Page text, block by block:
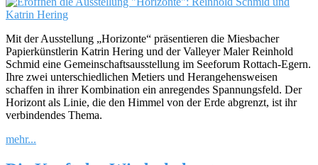
Mit der Ausstellung „Horizonte“ präsentieren die Miesbacher
Papierkünstlerin Katrin Hering und der Valleyer Maler Reinhold
Schmid eine Gemeinschaftsausstellung im Seeforum Rottach-Egern.
Ihre zwei unterschiedlichen Metiers und Herangehensweisen
schaffen in ihrer Kombination ein anregendes Spannungsfeld. Der
Horizont als Linie, die den Himmel von der Erde abgrenzt, ist ihr
verbindendes Thema.
mehr...